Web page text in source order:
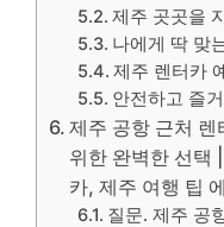
제주 곳곳을
나에게 딱 맞
제주 렌터카
안전하고 즐
제주 공항 근처
위한 완벽한 선택
카, 제주 여행 팁
질문. 제주 공